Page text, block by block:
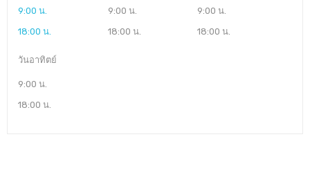
9:00 น.
18:00 น.
9:00 น.
18:00 น.
9:00 น.
18:00 น.
วันอาทิตย์
9:00 น.
18:00 น.